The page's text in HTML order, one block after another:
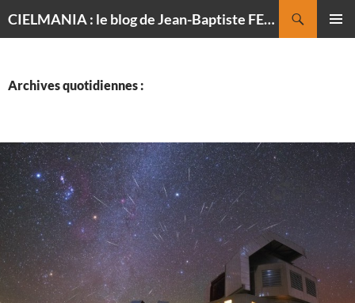
CIELMANIA : le blog de Jean-Baptiste FELDMANN, photographe du ciel
Archives quotidiennes :